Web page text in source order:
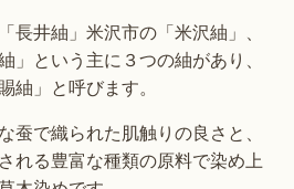
長井紬」米沢市の「米沢紬」、
」という主に３つの紬があり、
紬」と呼びます。
蚕で織られた肌触りの良さと、
れる豊富な種類の原料で染め上